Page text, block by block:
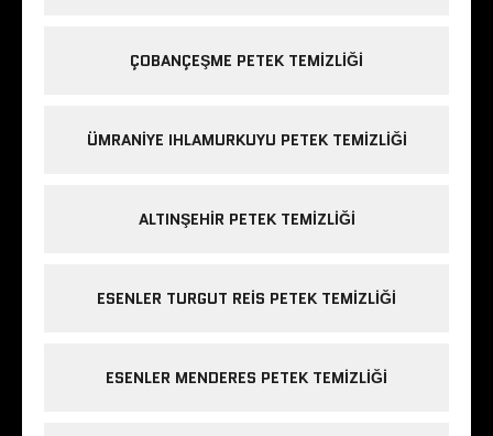
ÇOBANÇEŞME PETEK TEMIZLIĞI
ÜMRANIYE IHLAMURKUYU PETEK TEMIZLIĞI
ALTINŞEHIR PETEK TEMIZLIĞI
ESENLER TURGUT REIS PETEK TEMIZLIĞI
ESENLER MENDERES PETEK TEMIZLIĞI